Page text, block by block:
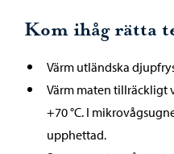
Kom ihåg rätta
Värm utländska
Värm maten tillräckligt
+70 °C. I
upphettad.